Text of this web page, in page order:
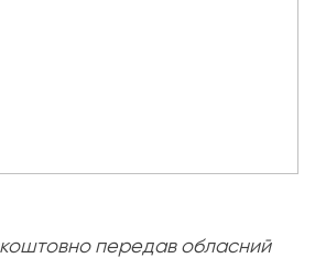
передав обласний